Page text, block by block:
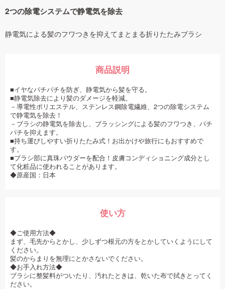
2つの除電システムで静電気を除去
静電気による髪のフワつきを抑えてまとまる折りたたみブラシ
商品説明
■イヤなパチパチを防ぎ、静電気から髪を守る。
■静電気除去により髪のダメージを軽減。
－導電性ポリエステル、ステンレス鋼除電繊維、2つの除電システム
で静電気を除去！
－ブラシの静電気を除去し、ブラッシングによる髪のフワつき、パチ
パチを抑えます。
■持ち運びしやすい折りたたみ式！お出かけや旅行にもおすすめで
す。
■ブラシ部に真珠パウダーを配合！皮膚コンディショニング成分とし
て化粧品に使われることがあります。
◆原産国：日本
使い方
◆ご使用方法◆
まず、毛先からとかし、少しずつ根元の方をとかしていくようにして
ください。
髪のからまりを無理にとかさないでください。
◆お手入れ方法◆
ブラシに整髪料がついたり、汚れたときは、乾いた布で拭きとってく
ださい。